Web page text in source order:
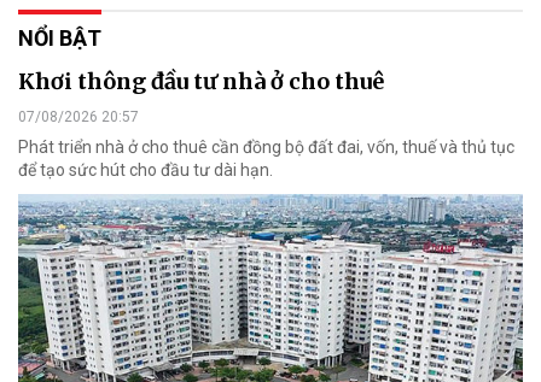
NỔI BẬT
Khơi thông đầu tư nhà ở cho thuê
07/08/2026 20:57
Phát triển nhà ở cho thuê cần đồng bộ đất đai, vốn, thuế và thủ tục
để tạo sức hút cho đầu tư dài hạn.